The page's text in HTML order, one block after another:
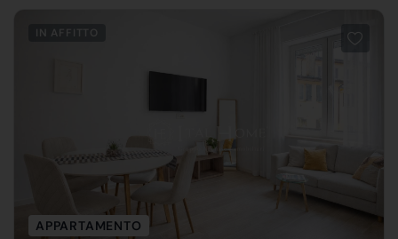
IN AFFITTO
APPARTAMENTO